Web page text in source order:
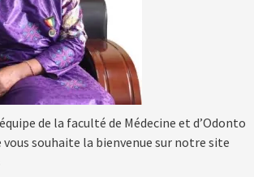
de la faculté de Médecine et d’Odonto
souhaite la bienvenue sur notre site